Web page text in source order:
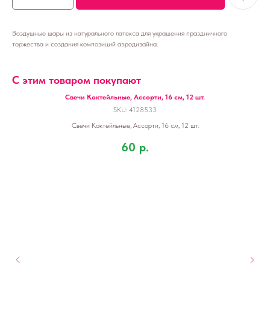
Воздушные шары из натурального латекса для украшения праздничного
торжества и создания композиций аэродизайна.
С этим товаром покупают
Свечи Коктейльные, Ассорти, 16 см, 12 шт.
SKU: 4128533
Свечи Коктейльные, Ассорти, 16 см, 12 шт.
60 р.